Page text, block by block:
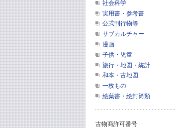
社会科学
実用書・参考書
公式刊行物等
サブカルチャー
漫画
子供・児童
旅行・地図・統計
和本・古地図
一枚もの
絵葉書・絵封筒類
古物商許可番号